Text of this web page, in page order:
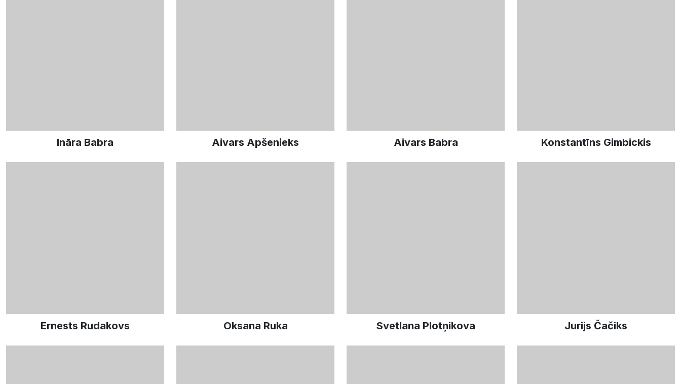
Ināra Babra Aivars Apšenieks Aivars Babra Konstantīns Gimbickis
Ernests Rudakovs Oksana Ruka Svetlana Plotņikova Jurijs Čačiks